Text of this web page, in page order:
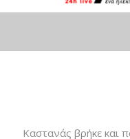
Καστανάς βρήκε και